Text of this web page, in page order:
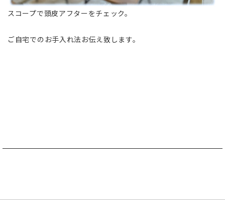
スコープで頭皮アフターをチェック。
ご自宅でのお手入れ法お伝え致します。